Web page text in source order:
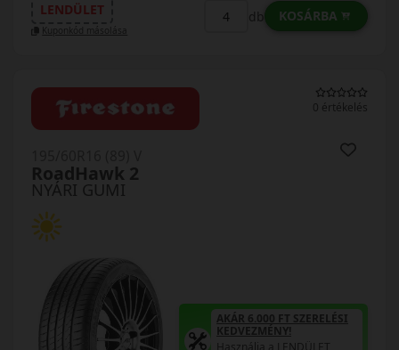
LENDÜLET
Kuponkód másolása
db KOSÁRBA
0 értékelés
NYÁRI GUMI
RoadHawk 2
AKÁR 6.000 FT SZERELÉSI
KEDVEZMÉNY!
Használja a LENDÜLET